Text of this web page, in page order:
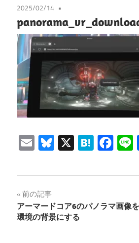
2025/02/14
EmailBluesky
X
投
稿
前の記事
アーマードコア6のパノラマ画像
環境の背景にする